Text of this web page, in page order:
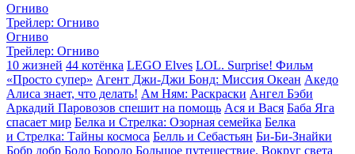
Огниво
Трейлер: Огниво
Огниво
Трейлер: Огниво
10 жизней 44 котёнка LEGO Elves LOL. Surprise! Фильм
«Просто супер» Агент Джи-Джи Бонд: Миссия Океан Акедо
Алиса знает, что делать! Ам Ням: Раскраски Ангел Бэби
Аркадий Паровозов спешит на помощь Ася и Вася Баба Яга
спасает мир Белка и Стрелка: Озорная семейка Белка
и Стрелка: Тайны космоса Белль и Себастьян Би-Би-Знайки
Бобр добр Бодо Бородо Большое путешествие. Вокруг света